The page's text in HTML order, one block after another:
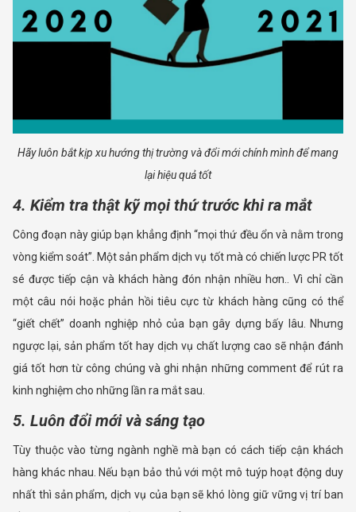
Hãy luôn bắt kịp xu hướng thị trường và đổi mới chính mình để mang
lại hiệu quả tốt
4. Kiểm tra thật kỹ mọi thứ trước khi ra mắt
Công đoạn này giúp bạn khẳng định “mọi thứ đều ổn và nằm trong
vòng kiểm soát”. Một sản phẩm dịch vụ tốt mà có chiến lược PR tốt
sé được tiếp cận và khách hàng đón nhận nhiều hơn.. Vì chỉ cần
một câu nói hoặc phản hồi tiêu cực từ khách hàng cũng có thể
“giết chết” doanh nghiệp nhỏ của bạn gây dựng bấy lâu. Nhưng
ngược lại, sản phẩm tốt hay dịch vụ chất lượng cao sẽ nhận đánh
giá tốt hơn từ công chúng và ghi nhận những comment để rút ra
kinh nghiệm cho những lần ra mắt sau.
5. Luôn đổi mới và sáng tạo
Tùy thuộc vào từng ngành nghề mà bạn có cách tiếp cận khách
hàng khác nhau. Nếu bạn bảo thủ với một mô tuýp hoạt động duy
nhất thì sản phẩm, dịch vụ của bạn sẽ khó lòng giữ vững vị trí ban